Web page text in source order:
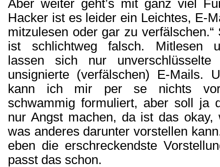
Aber weiter geht’s mit ganz viel
Hacker ist es leider ein Leichtes, E-
mitzulesen oder gar zu
ist schlichtweg falsch. Mitlesen
lassen sich nur unverschlüsselte
unsignierte (verfälschen) E-Mails.
kann ich mir per se nichts
schwammig formuliert, aber soll ja
nur Angst machen, da ist das okay,
was anderes darunter vorstellen
eben die erschreckendste
passt das schon.